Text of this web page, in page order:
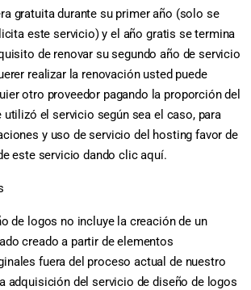
gratuita durante su primer año (solo se
este servicio) y el año gratis se termina
de renovar su segundo año de servicio
realizar la renovación usted puede
otro proveedor pagando la proporción del
utilizó el servicio según sea el caso, para
y uso de servicio del hosting favor de
este servicio dando clic aquí.
de logos no incluye la creación de un
creado a partir de elementos
fuera del proceso actual de nuestro
adquisición del servicio de diseño de logos